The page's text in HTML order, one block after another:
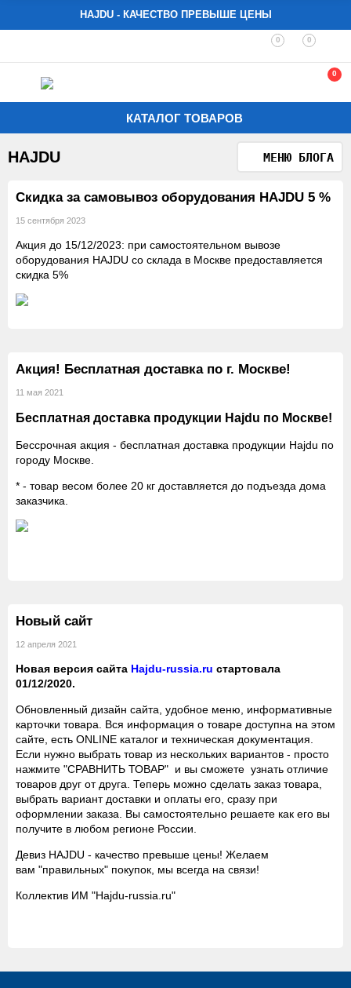
HAJDU - КАЧЕСТВО ПРЕВЫШЕ ЦЕНЫ
0 0
0
КАТАЛОГ ТОВАРОВ
МЕНЮ БЛОГА
HAJDU
Скидка за самовывоз оборудования HAJDU 5 %
15 сентября 2023
Акция до 15/12/2023: при самостоятельном вывозе
оборудования HAJDU со склада в Москве предоставляется
скидка 5%
Акция! Бесплатная доставка по г. Москве!
11 мая 2021
Бесплатная доставка продукции Hajdu по Москве!
Бессрочная акция - бесплатная доставка продукции Hajdu по
городу Москве.
* - товар весом более 20 кг доставляется до подъезда дома
заказчика.
Новый сайт
12 апреля 2021
Новая версия сайта Hajdu-russia.ru стартовала
01/12/2020.
Обновленный дизайн сайта, удобное меню, информативные
карточки товара. Вся информация о товаре доступна на этом
сайте, есть ONLINE каталог и техническая документация.
Если нужно выбрать товар из нескольких вариантов - просто
нажмите "СРАВНИТЬ ТОВАР" и вы сможете узнать отличие
товаров друг от друга. Теперь можно сделать заказ товара,
выбрать вариант доставки и оплаты его, сразу при
оформлении заказа. Вы самостоятельно решаете как его вы
получите в любом регионе России.
Девиз HAJDU - качество превыше цены! Желаем
вам "правильных" покупок, мы всегда на связи!
Коллектив ИМ "Hajdu-russia.ru"